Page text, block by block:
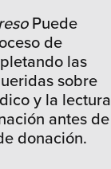
Puede
de
las
sobre
y la lectura
antes de
donación.